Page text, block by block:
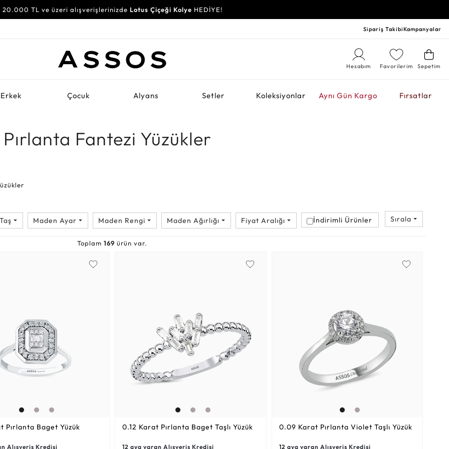
20.000 TL ve üzeri alışverişlerinizde Lotus Çiçeği Kolye HEDİYE!
Sipariş TakibiKampanyalar
Sepetim
Favorilerim
Hesabım
Erkek Çocuk Alyans Setler Koleksiyonlar Aynı Gün Kargo Fırsatlar
Pırlanta Fantezi Yüzükler
Sırala
Taş Maden Ayar Maden Rengi Maden Ağırlığı Fiyat Aralığı İndirimli Ürünler
Toplam 169 ürün var.
Pırlanta Baget Yüzük
Alışveriş Kredisi
0.12 Karat Pırlanta Baget Taşlı Yüzük
12 aya varan Alışveriş Kredisi
0.09 Karat Pırlanta Violet Taşlı Yüzük
12 aya varan Alışveriş Kredisi